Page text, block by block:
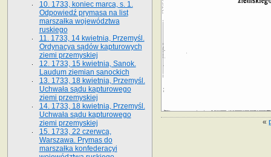
«
10. 1733, koniec marca, s. 1.
Odpowiedź prymasa na list
marszałka województwa
ruskiego
11. 1733, 14 kwietnia, Przemyśl.
Ordynacya sądów kapturowych
ziemi przemyskiej
12. 1733, 15 kwietnia, Sanok.
Laudum ziemian sanockich
13. 1733, 18 kwietnia, Przemyśl.
Uchwała sądu kapturowego
ziemi przemyskiej
14. 1733, 18 kwietnia, Przemyśl.
Uchwała sądu kapturowego
ziemi przemyskiej
15. 1733, 22 czerwca,
Warszawa. Prymas do
marszałka konfederacyi